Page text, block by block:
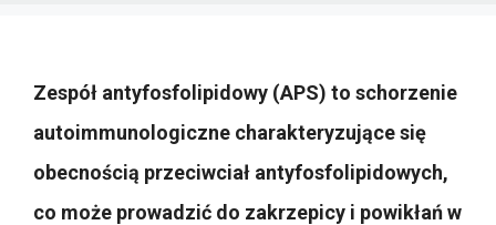
Zespół antyfosfolipidowy (APS) to schorzenie
autoimmunologiczne charakteryzujące się
obecnością przeciwciał antyfosfolipidowych,
co może prowadzić do zakrzepicy i powikłań w